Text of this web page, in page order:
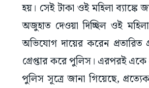
হয়। সেই টাকা ওই মহিলা ব্যাঙ্কে
অজুহাত দেওয়া দিচ্ছিল ওই
অভিযোগ দায়ের করেন প্রতারিত
গ্রেপ্তার করে পুলিস। এরপরই
পুলিস সূত্রে জানা গিয়েছে,